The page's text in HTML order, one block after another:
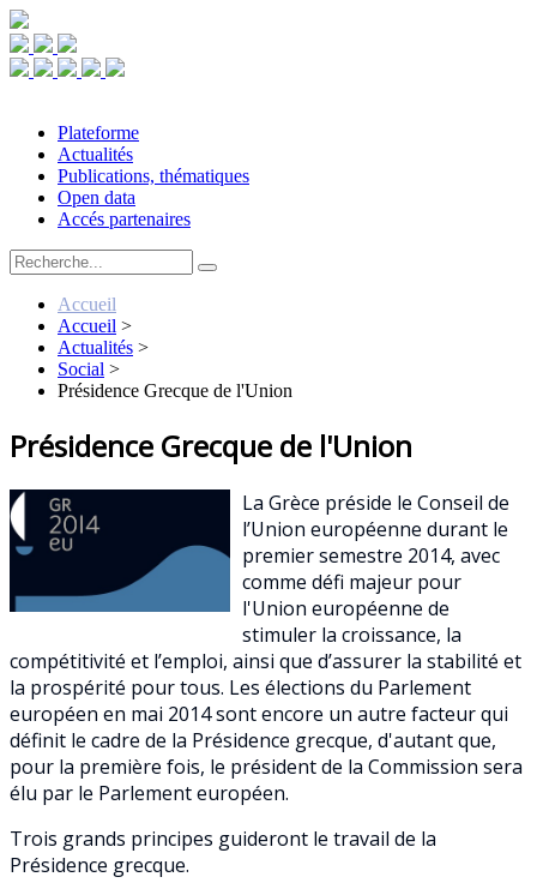
Plateforme
Actualités
Publications, thématiques
Open data
Accés partenaires
Accueil
Accueil >
Actualités >
Social >
Présidence Grecque de l'Union
Présidence Grecque de l'Union
La Grèce préside le Conseil de
l’Union européenne durant le
premier semestre 2014, avec
comme défi majeur pour
l'Union européenne de
stimuler la croissance, la
compétitivité et l’emploi, ainsi que d’assurer la stabilité et
la prospérité pour tous. Les élections du Parlement
européen en mai 2014 sont encore un autre facteur qui
définit le cadre de la Présidence grecque, d'autant que,
pour la première fois, le président de la Commission sera
élu par le Parlement européen.
Trois grands principes guideront le travail de la
Présidence grecque.